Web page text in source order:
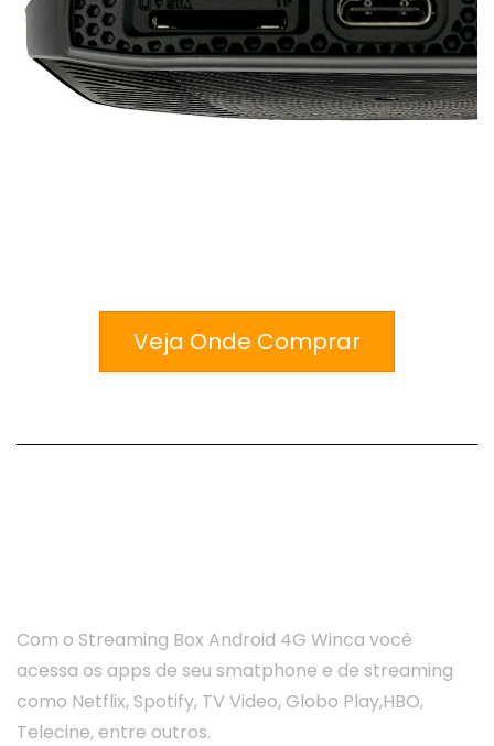
Veja Onde Comprar
Com o Streaming Box Android 4G Winca você
acessa os apps de seu smatphone e de streaming
como Netflix, Spotify, TV Video, Globo Play,HBO,
Telecine, entre outros.